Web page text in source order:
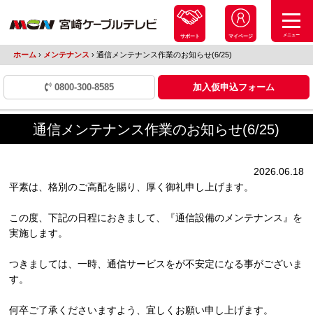
サポート マイページ メニュー
ホーム › メンテナンス ›通信メンテナンス作業のお知らせ(6/25)
0800-300-8585 加入仮申込フォーム
通信メンテナンス作業のお知らせ(6/25)
2026.06.18
平素は、格別のご高配を賜り、厚く御礼申し上げます。
この度、下記の日程におきまして、『通信設備のメンテナンス』を
実施します。
つきましては、一時、通信サービスをが不安定になる事がございま
す。
何卒ご了承くださいますよう、宜しくお願い申し上げます。